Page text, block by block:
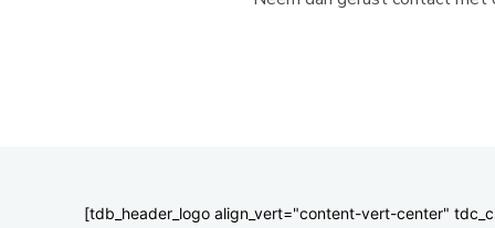
[tdb_header_logo align_vert="content-vert-center"